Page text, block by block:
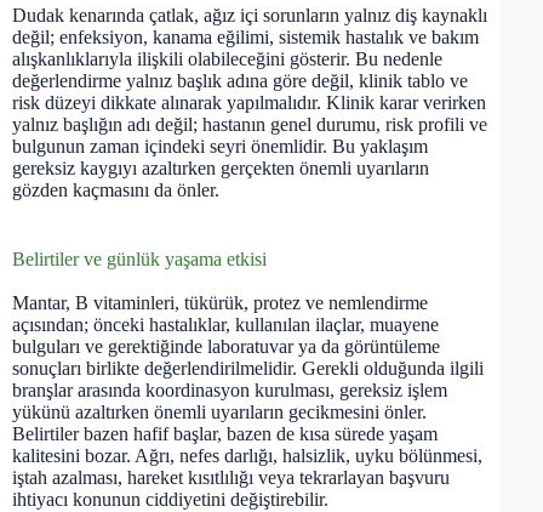
Dudak kenarında çatlak, ağız içi sorunların yalnız diş kaynaklı
değil; enfeksiyon, kanama eğilimi, sistemik hastalık ve bakım
alışkanlıklarıyla ilişkili olabileceğini gösterir. Bu nedenle
değerlendirme yalnız başlık adına göre değil, klinik tablo ve
risk düzeyi dikkate alınarak yapılmalıdır. Klinik karar verirken
yalnız başlığın adı değil; hastanın genel durumu, risk profili ve
bulgunun zaman içindeki seyri önemlidir. Bu yaklaşım
gereksiz kaygıyı azaltırken gerçekten önemli uyarıların
gözden kaçmasını da önler.
Belirtiler ve günlük yaşama etkisi
Mantar, B vitaminleri, tükürük, protez ve nemlendirme
açısından; önceki hastalıklar, kullanılan ilaçlar, muayene
bulguları ve gerektiğinde laboratuvar ya da görüntüleme
sonuçları birlikte değerlendirilmelidir. Gerekli olduğunda ilgili
branşlar arasında koordinasyon kurulması, gereksiz işlem
yükünü azaltırken önemli uyarıların gecikmesini önler.
Belirtiler bazen hafif başlar, bazen de kısa sürede yaşam
kalitesini bozar. Ağrı, nefes darlığı, halsizlik, uyku bölünmesi,
iştah azalması, hareket kısıtlılığı veya tekrarlayan başvuru
ihtiyacı konunun ciddiyetini değiştirebilir.